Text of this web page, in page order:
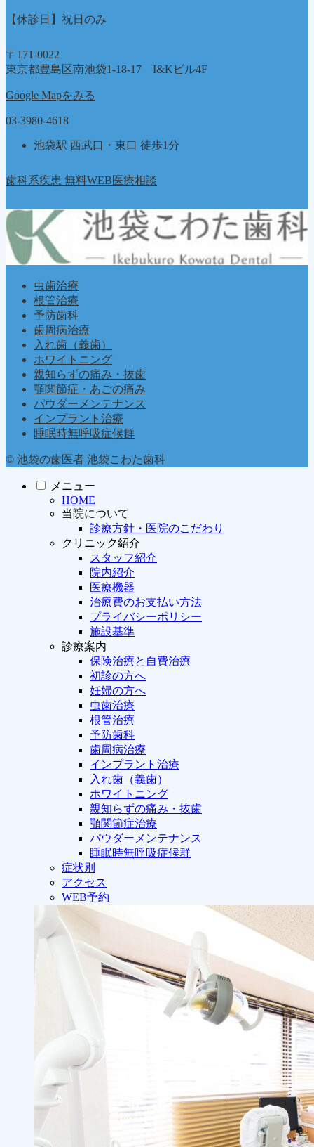
【休診日】祝日のみ
〒171-0022
東京都豊島区南池袋1-18-17 I&Kビル4F
Google Mapをみる
03-3980-4618
池袋駅 西武口・東口 徒歩1分
歯科系疾患 無料WEB医療相談
虫歯治療
根管治療
予防歯科
歯周病治療
入れ歯（義歯）
ホワイトニング
親知らずの痛み・抜歯
顎関節症・あごの痛み
パウダーメンテナンス
インプラント治療
睡眠時無呼吸症候群
© 池袋の歯医者 池袋こわた歯科
メニュー
HOME
当院について
診療方針・医院のこだわり
クリニック紹介
スタッフ紹介
院内紹介
医療機器
治療費のお支払い方法
プライバシーポリシー
施設基準
診療案内
保険治療と自費治療
初診の方へ
妊婦の方へ
虫歯治療
根管治療
予防歯科
歯周病治療
インプラント治療
入れ歯（義歯）
ホワイトニング
親知らずの痛み・抜歯
顎関節症治療
パウダーメンテナンス
睡眠時無呼吸症候群
症状別
アクセス
WEB予約